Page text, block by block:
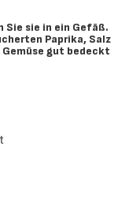
Sie sie in ein Gefäß.
Paprika, Salz
gut bedeckt